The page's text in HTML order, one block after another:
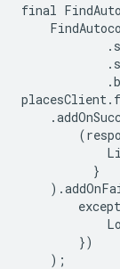
final
          }
        })
    );